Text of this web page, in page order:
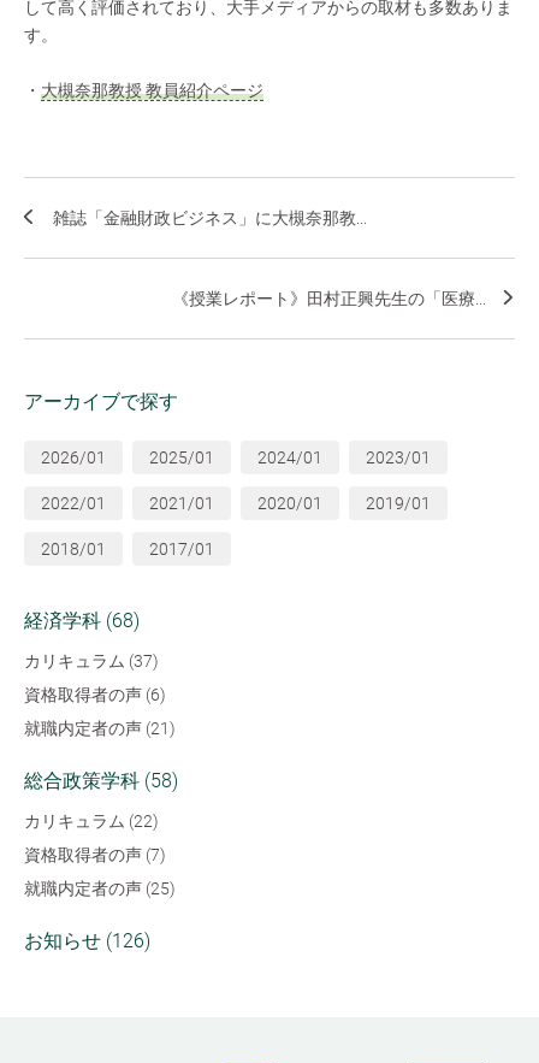
して高く評価されており、大手メディアからの取材も多数ありま
す。
・ 大槻奈那教授 教員紹介ページ
雑誌「金融財政ビジネス」に大槻奈那教...
《授業レポート》田村正興先生の「医療...
アーカイブで探す
2026/01 2025/01 2024/01 2023/01
2022/01 2021/01 2020/01 2019/01
2018/01 2017/01
経済学科 (68)
カリキュラム (37)
資格取得者の声 (6)
就職内定者の声 (21)
総合政策学科 (58)
カリキュラム (22)
資格取得者の声 (7)
就職内定者の声 (25)
お知らせ (126)